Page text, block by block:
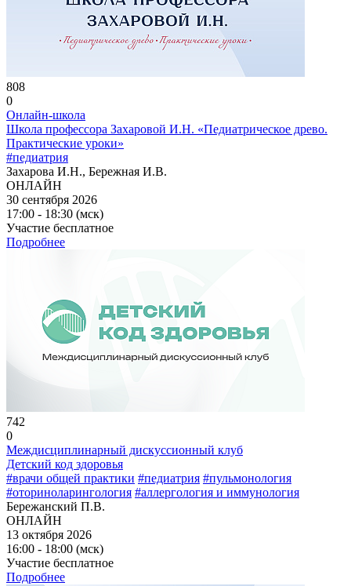
808
0
Онлайн-школа
Школа профессора Захаровой И.Н. «Педиатрическое древо.
Практические уроки»
#педиатрия
Захарова И.Н., Бережная И.В.
ОНЛАЙН
30 сентября 2026
17:00 - 18:30 (мск)
Участие бесплатное
Подробнее
742
0
Междисциплинарный дискуссионный клуб
Детский код здоровья
#врачи общей практики #педиатрия #пульмонология
#оториноларингология #аллергология и иммунология
Бережанский П.В.
ОНЛАЙН
13 октября 2026
16:00 - 18:00 (мск)
Участие бесплатное
Подробнее